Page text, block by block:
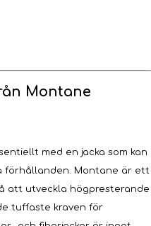
Montane
med en jacka som kan
förhållanden. Montane är ett
att utveckla högpresterande
tuffaste kraven för